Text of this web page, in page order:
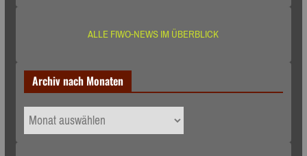
ALLE FIWO-NEWS IM ÜBERBLICK
Archiv nach Monaten
Archiv
nach